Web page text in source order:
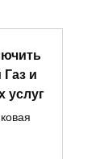
и
услуг